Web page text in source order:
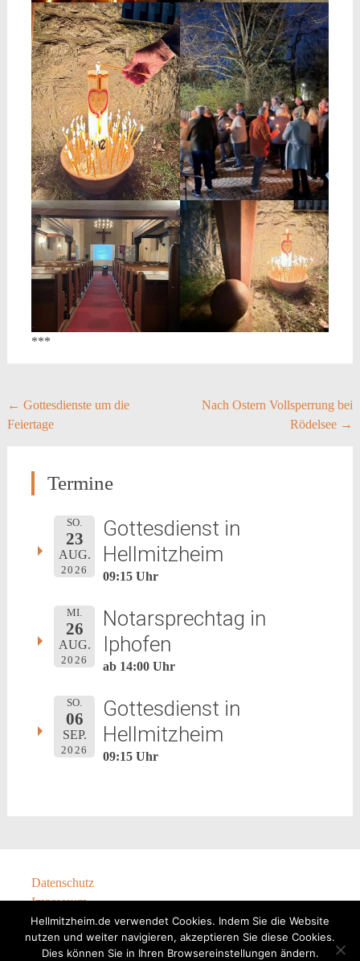
***
Post
navigation
← Gottesdienste um die
Feiertage
Nach Ostern Vollsperrung bei
Rödelsee →
Termine
SO.
23
AUG.
2026
Gottesdienst in
Hellmitzheim
09:15 Uhr
MI.
26
AUG.
2026
Notarsprechtag in
Iphofen
ab 14:00 Uhr
SO.
06
SEP.
2026
Gottesdienst in
Hellmitzheim
09:15 Uhr
Datenschutz
Impressum
Hellmitzheim.de verwendet Cookies. Indem Sie die Website
nutzen und weiter navigieren, akzeptieren Sie diese Cookies.
Dies können Sie in Ihren Browsereinstellungen ändern.